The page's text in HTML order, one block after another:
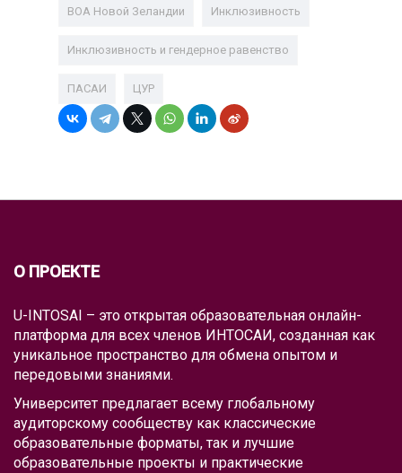
ВОА Новой Зеландии Инклюзивность
Инклюзивность и гендерное равенство
ПАСАИ ЦУР
О ПРОЕКТЕ
U-INTOSAI – это открытая образовательная онлайн-
платформа для всех членов ИНТОСАИ, созданная как
уникальное пространство для обмена опытом и
передовыми знаниями.
Университет предлагает всему глобальному
аудиторскому сообществу как классические
образовательные форматы, так и лучшие
образовательные проекты и практические